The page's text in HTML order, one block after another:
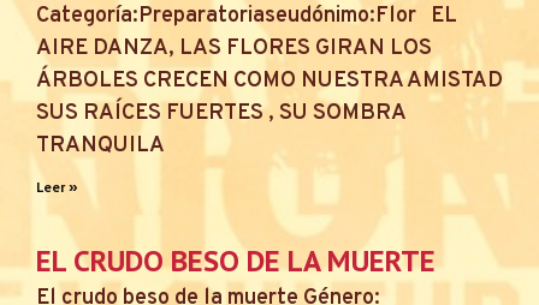
Categoría:Preparatoriaseudónimo:Flor EL
AIRE DANZA, LAS FLORES GIRAN LOS
ÁRBOLES CRECEN COMO NUESTRA AMISTAD
SUS RAÍCES FUERTES , SU SOMBRA
TRANQUILA
Leer »
EL CRUDO BESO DE LA MUERTE
El crudo beso de la muerte Género: